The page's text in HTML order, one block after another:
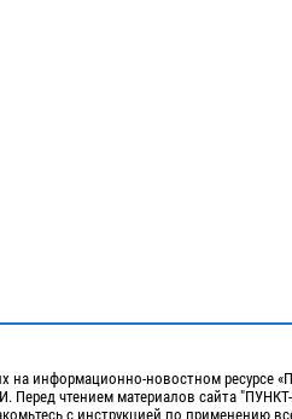
на информационно-новостном ресурсе
чтением материалов сайта "ПУНКТ-
с инструкцией по применению